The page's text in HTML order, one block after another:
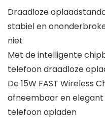
Draadloze
stabiel en
niet
Met de intelligente
telefoon draadloze
De 15W FAST Wireless
afneembaar en
telefoon opladen